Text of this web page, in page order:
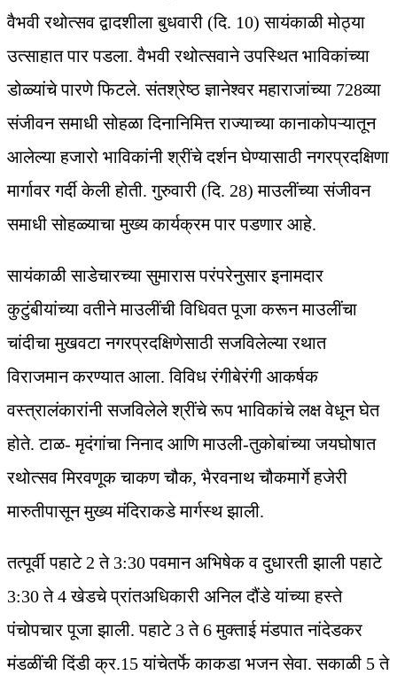
वैभवी रथोत्सव द्वादशीला बुधवारी (दि. 10) सायंकाळी मोठ्या
उत्साहात पार पडला. वैभवी रथोत्सवाने उपस्थित भाविकांच्या
डोळ्यांचे पारणे फिटले. संतश्रेष्ठ ज्ञानेश्वर महाराजांच्या 728व्या
संजीवन समाधी सोहळा दिनानिमित्त राज्याच्या कानाकोपऱ्यातून
आलेल्या हजारो भाविकांनी श्रींचे दर्शन घेण्यासाठी नगरप्रदक्षिणा
मार्गावर गर्दी केली होती. गुरुवारी (दि. 28) माउलींच्या संजीवन
समाधी सोहळ्याचा मुख्य कार्यक्रम पार पडणार आहे.
सायंकाळी साडेचारच्या सुमारास परंपरेनुसार इनामदार
कुटुंबीयांच्या वतीने माउलींची विधिवत पूजा करून माउलींचा
चांदीचा मुखवटा नगरप्रदक्षिणेसाठी सजविलेल्या रथात
विराजमान करण्यात आला. विविध रंगीबेरंगी आकर्षक
वस्त्रालंकारांनी सजविलेले श्रींचे रूप भाविकांचे लक्ष वेधून घेत
होते. टाळ- मृदंगांचा निनाद आणि माउली-तुकोबांच्या जयघोषात
रथोत्सव मिरवणूक चाकण चौक, भैरवनाथ चौकमार्गे हजेरी
मारुतीपासून मुख्य मंदिराकडे मार्गस्थ झाली.
तत्पूर्वी पहाटे 2 ते 3:30 पवमान अभिषेक व दुधारती झाली पहाटे
3:30 ते 4 खेडचे प्रांतअधिकारी अनिल दौंडे यांच्या हस्ते
पंचोपचार पूजा झाली. पहाटे 3 ते 6 मुक्ताई मंडपात नांदेडकर
मंडळींची दिंडी क्र.15 यांचेतर्फे काकडा भजन सेवा. सकाळी 5 ते